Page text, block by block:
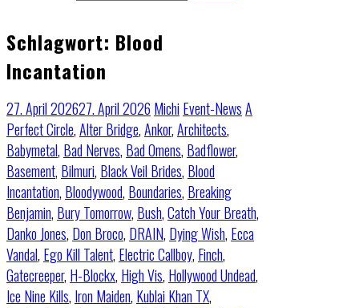
Schlagwort: Blood
Incantation
27. April 202627. April 2026 Michi Event-NewsA
Perfect Circle,Alter Bridge,Ankor,Architects,
Babymetal, Bad Nerves, Bad Omens, Badflower,
Basement, Bilmuri, Black Veil Brides, Blood
Incantation, Bloodywood, Boundaries, Breaking
Benjamin, Bury Tomorrow, Bush,Catch Your Breath,
Danko Jones, Don Broco, DRAIN, Dying Wish, Ecca
Vandal, Ego Kill Talent, Electric Callboy, Finch,
Gatecreeper, H-Blockx, High Vis, Hollywood Undead,
Ice Nine Kills, Iron Maiden, Kublai Khan TX,